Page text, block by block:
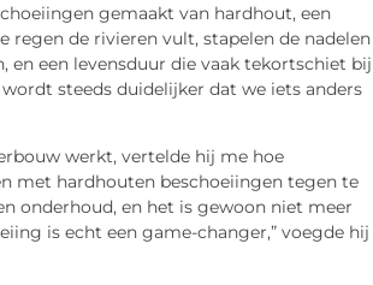
gemaakt van hardhout, een
regen de rivieren vult, stapelen de nadelen
en een levensduur die vaak tekortschiet bij
steeds duidelijker dat we iets anders
werkt, vertelde hij me hoe
met hardhouten beschoeiingen tegen te
onderhoud, en het is gewoon niet meer
is echt een game-changer,” voegde hij